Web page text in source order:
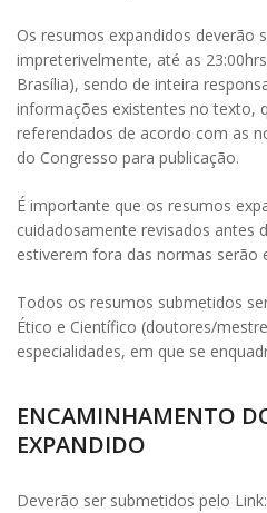
Os resumos expandidos deverão
impreterivelmente, até as
Brasília), sendo de inteira
informações existentes no texto,
referendados de acordo com as
do Congresso para publicação.
É importante que os resumos
cuidadosamente revisados antes
estiverem fora das normas serão
Todos os resumos submetidos
Ético e Científico (doutores/
especialidades, em que se
ENCAMINHAMENTO
EXPANDIDO
Deverão ser submetidos pelo Link: